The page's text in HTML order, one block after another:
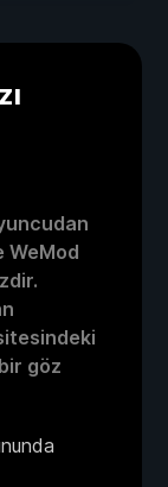
WeMod
göz